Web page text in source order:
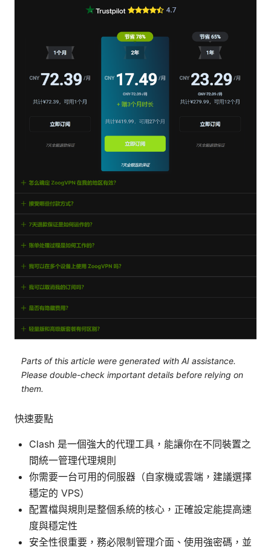
Parts of this article were generated with AI assistance.
Please double-check important details before relying on
them.
快速要點
Clash 是一個強大的代理工具，能讓你在不同裝置之
間統一管理代理規則
你需要一台可用的伺服器（自家機或雲端，建議選擇
穩定的 VPS）
配置檔與規則是整個系統的核心，正確設定能提高速
度與穩定性
安全性很重要，務必限制管理介面、使用強密碼，並